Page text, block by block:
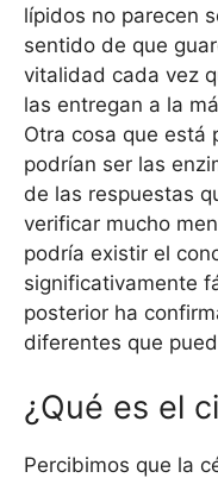
lípidos no parecen
sentido de que
vitalidad cada vez
las entregan a la
Otra cosa que está
podrían ser las
de las respuestas
verificar mucho
podría existir el
significativamente
posterior ha
diferentes que
¿Qué es el
Percibimos que la